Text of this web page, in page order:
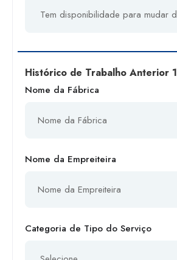
Histórico de Trabalho Anterior 1
Nome da Fábrica
Nome da Empreiteira
Categoria de Tipo do Serviço